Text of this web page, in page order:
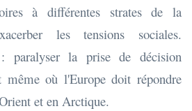
à différentes strates de la
les tensions sociales.
paralyser la prise de décision
où l'Europe doit répondre
et en Arctique.